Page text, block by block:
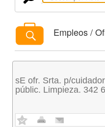
Empleos /
sE ofr. Srta. p/
públic. Limpieza. 342